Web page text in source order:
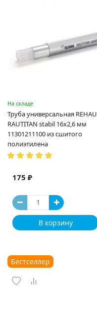
На складе
Труба универсальная REHAU
RAUTITAN stabil 16х2,6 мм
11301211100 из сшитого
полиэтилена
175 ₽
В корзину
Бестселлер